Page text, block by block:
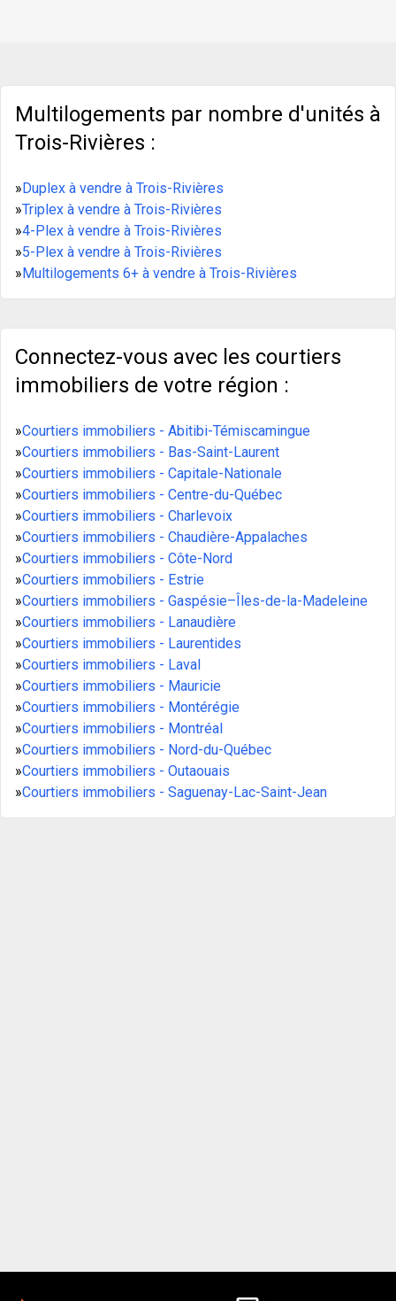
Multilogements par nombre d'unités à
Trois-Rivières :
» Duplex à vendre à Trois-Rivières
»Triplex à vendre à Trois-Rivières
»4-Plex à vendre à Trois-Rivières
»5-Plex à vendre à Trois-Rivières
» Multilogements 6+ à vendre à Trois-Rivières
Connectez-vous avec les courtiers
immobiliers de votre région :
»Courtiers immobiliers - Abitibi-Témiscamingue
»Courtiers immobiliers - Bas-Saint-Laurent
»Courtiers immobiliers - Capitale-Nationale
»Courtiers immobiliers - Centre-du-Québec
»Courtiers immobiliers - Charlevoix
»Courtiers immobiliers - Chaudière-Appalaches
»Courtiers immobiliers - Côte-Nord
»Courtiers immobiliers - Estrie
»Courtiers immobiliers - Gaspésie–Îles-de-la-Madeleine
»Courtiers immobiliers - Lanaudière
»Courtiers immobiliers - Laurentides
»Courtiers immobiliers - Laval
»Courtiers immobiliers - Mauricie
»Courtiers immobiliers - Montérégie
»Courtiers immobiliers - Montréal
»Courtiers immobiliers - Nord-du-Québec
»Courtiers immobiliers - Outaouais
»Courtiers immobiliers - Saguenay-Lac-Saint-Jean